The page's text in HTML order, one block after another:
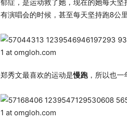
郁症，是运动救了她，现在的她每天
有演唱会的时候，甚至每天坚持跑8公
郑秀文最喜欢的运动是慢跑，所以也一